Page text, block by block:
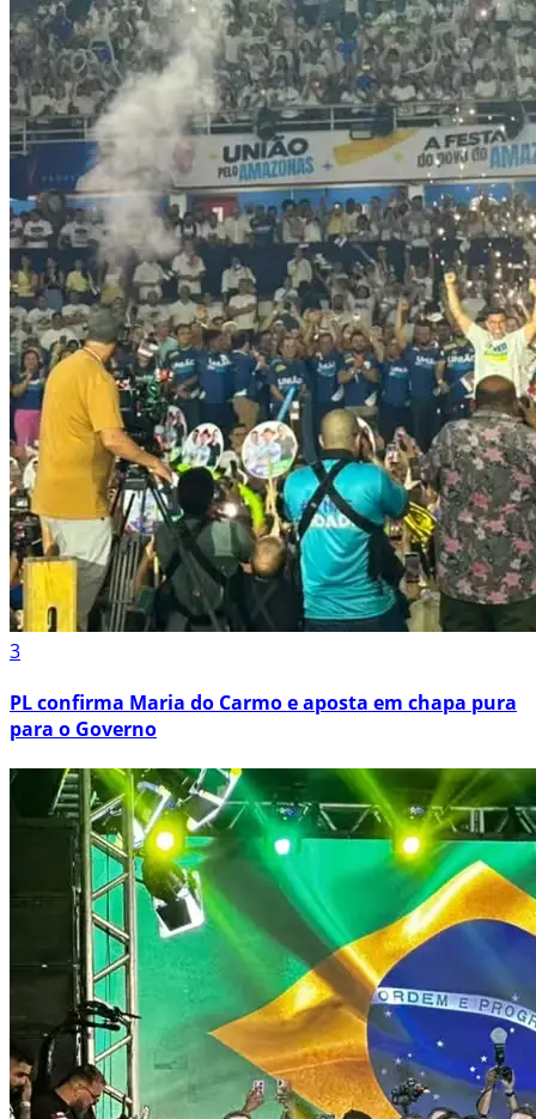
3
PL confirma Maria do Carmo e aposta em chapa pura
para o Governo